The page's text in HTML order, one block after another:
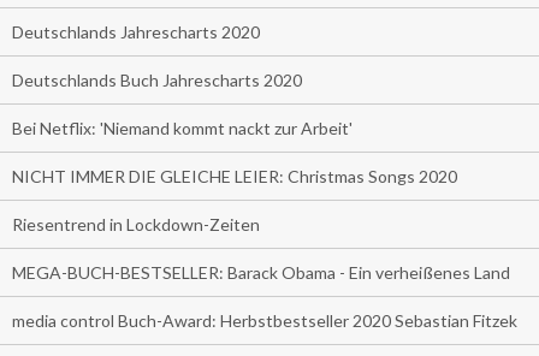
Deutschlands Jahrescharts 2020
Deutschlands Buch Jahrescharts 2020
Bei Netflix: 'Niemand kommt nackt zur Arbeit'
NICHT IMMER DIE GLEICHE LEIER: Christmas Songs 2020
Riesentrend in Lockdown-Zeiten
MEGA-BUCH-BESTSELLER: Barack Obama - Ein verheißenes Land
media control Buch-Award: Herbstbestseller 2020 Sebastian Fitzek